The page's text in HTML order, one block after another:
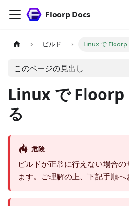
Floorp Docs
ビルド Linux で Floorp
このページの見出し
Linux で Floorp
る
危険
ビルドが正常に行えない場合
ます。ご理解の上、下記手順へ